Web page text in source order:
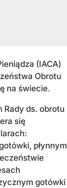
(IACA)
Obrotu
na świecie.
Rady ds. obrotu
się
płynnym
gotówki